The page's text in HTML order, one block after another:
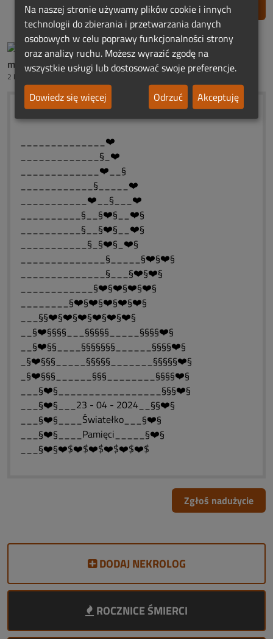
Zgłoś nadużycie
mama śp.Roberta Ch.
2 lata temu
W Dniu pogrzebu
______________❤️
_____________§_❤️
_____________❤️__§
____________§_____❤️
___________❤️__§___❤️
__________§__§❤️§__❤️§
__________§__§❤️§__❤️§
___________§_§❤️§_❤️§
______________§_____§❤️§❤️§
______________§___§❤️§❤️§
____________§❤️§❤️§❤️§❤️§
________§❤️§❤️§❤️§❤️§❤️§
___§§❤️§❤️§❤️§❤️§❤️§❤️§
__§❤️§§§§___§§§§§_____§§§§❤️§
__§❤️§§____§§§§§§§______§§§§❤️§
_§❤️§§§_____§§§§§_______§§§§§❤️§
_§❤️§§§______§§§________§§§§❤️§
___§❤️§_________________§§§❤️§
___§❤️§___23 - 04 - 2024__§§❤️§
___§❤️§____Światełko___§❤️§
___§❤️§____Pamięci_____§❤️§
___§❤️§❤️$❤️$❤️$❤️$❤️$❤️$
Zgłoś nadużycie
DODAJ NEKROLOG
ROCZNICE ŚMIERCI
Na naszej stronie używamy plików cookie i innych
technologii do zbierania i przetwarzania danych
osobowych w celu poprawy funkcjonalności strony
oraz analizy ruchu. Możesz wyrazić zgodę na
wszystkie usługi lub dostosować swoje preferencje.
Dowiedz się więcej
Odrzuć Akceptuję